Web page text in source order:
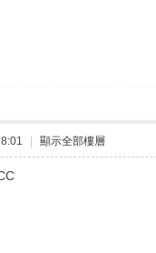
顯示全部樓層